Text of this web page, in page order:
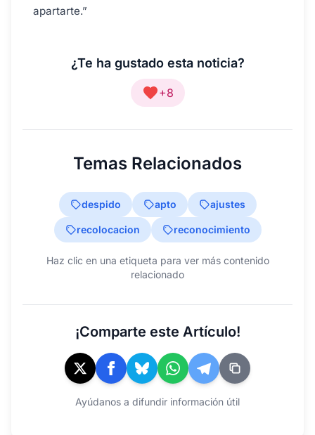
apartarte.”
¿Te ha gustado esta noticia?
+8
Temas Relacionados
despido apto ajustes
recolocacion reconocimiento
Haz clic en una etiqueta para ver más contenido
relacionado
¡Comparte este Artículo!
Ayúdanos a difundir información útil